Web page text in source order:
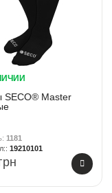
SECO® Master
1181
19210101